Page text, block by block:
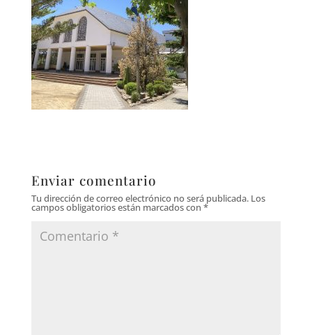
Enviar comentario
Tu dirección de correo electrónico no será publicada. Los
campos obligatorios están marcados con *